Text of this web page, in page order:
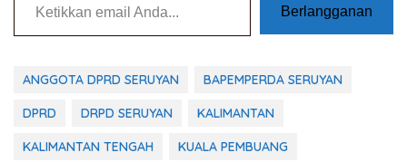
Berlangganan
ANGGOTA DPRD SERUYAN BAPEMPERDA SERUYAN
DPRD DRPD SERUYAN KALIMANTAN
KALIMANTAN TENGAH KUALA PEMBUANG